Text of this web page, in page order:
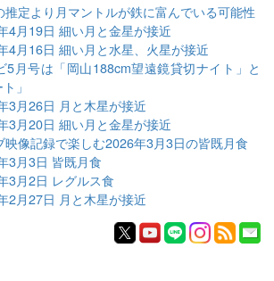
推定より月マントルが鉄に富んでいる可能性
4月19日 細い月と金星が接近
4月16日 細い月と水星、火星が接近
5月号は「岡山188cm望遠鏡貸切ナイト」と
」
3月26日 月と木星が接近
3月20日 細い月と金星が接近
映像記録で楽しむ2026年3月3日の皆既月食
3月3日 皆既月食
3月2日 レグルス食
2月27日 月と木星が接近